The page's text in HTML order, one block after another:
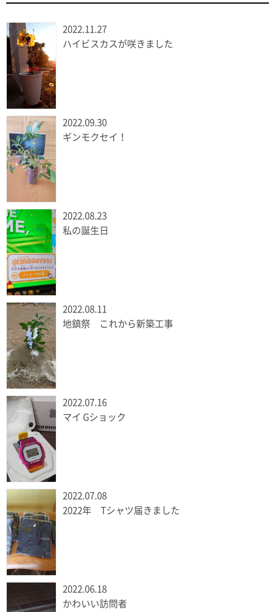
2022.11.27
ハイビスカスが咲きました
2022.09.30
ギンモクセイ！
2022.08.23
私の誕生日
2022.08.11
地鎮祭 これから新築工事
2022.07.16
マイ Gショック
2022.07.08
2022年 Tシャツ届きました
2022.06.18
かわいい訪問者